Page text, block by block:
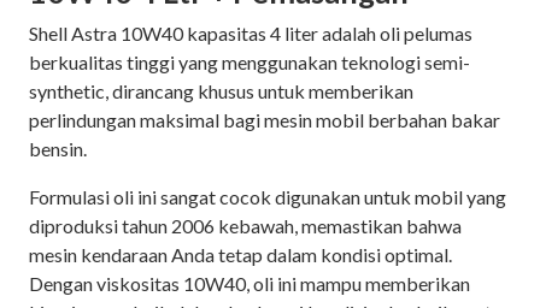
Shell Astra 10W40 kapasitas 4 liter adalah oli pelumas
berkualitas tinggi yang menggunakan teknologi semi-
synthetic, dirancang khusus untuk memberikan
perlindungan maksimal bagi mesin mobil berbahan bakar
bensin.
Formulasi oli ini sangat cocok digunakan untuk mobil yang
diproduksi tahun 2006 kebawah, memastikan bahwa
mesin kendaraan Anda tetap dalam kondisi optimal.
Dengan viskositas 10W40, oli ini mampu memberikan